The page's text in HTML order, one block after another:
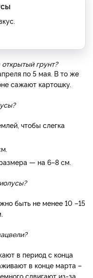
грунт?
по 5 мая. В то же
сажают картошку.
чтобы слегка
— на 6–8 см.
быть не менее 10 –15
в период с конца
в конце марта –
сдвигают из-за